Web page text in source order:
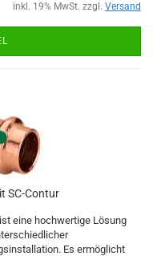
inkl. 19% MwSt. zzgl. Versand
SC-Contur
ist eine hochwertige Lösung
Es ermöglicht